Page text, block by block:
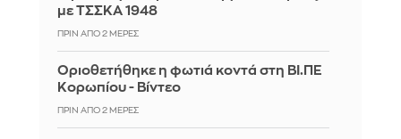
με ΤΣΣΚΑ 1948
ΠΡΙΝ ΑΠΌ 2 ΜΈΡΕΣ
Οριοθετήθηκε η φωτιά κοντά στη ΒΙ.ΠΕ
Κορωπίου - Βίντεο
ΠΡΙΝ ΑΠΌ 2 ΜΈΡΕΣ